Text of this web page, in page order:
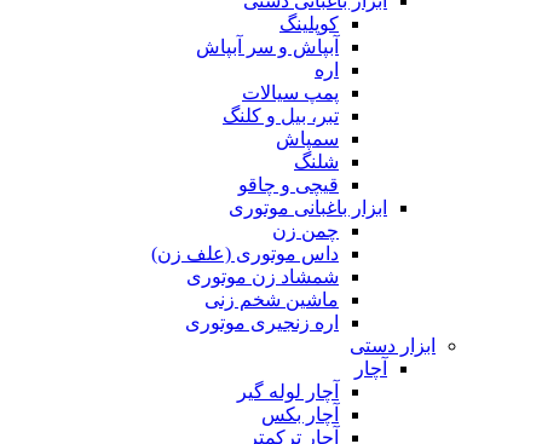
کوپلینگ
آبپاش و سر آبپاش
اره
پمپ سیالات
تبر، بیل و کلنگ
سمپاش
شلنگ
قیچی و چاقو
ابزار باغبانی موتوری
چمن زن
داس موتوری (علف زن)
شمشاد زن موتوری
ماشین شخم زنی
اره زنجیری موتوری
ابزار دستی
آچار
آچار لوله گیر
آچار بکس
آچار ترکمتر